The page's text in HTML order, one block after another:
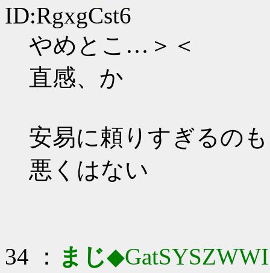
ID:RgxgCst6
やめとこ…＞＜
直感、か
安易に頼りすぎるの
悪くはない
34 ： まじ◆GatSYSZWWI